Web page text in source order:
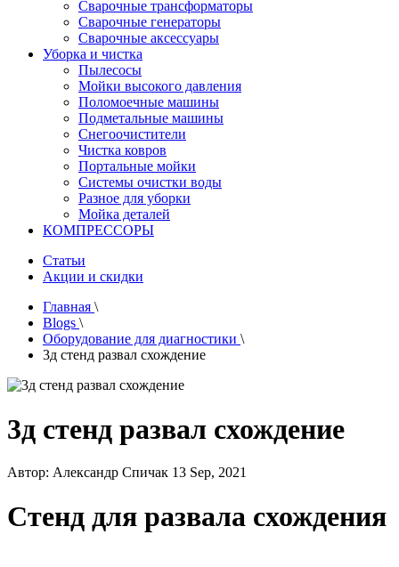
Сварочные трансформаторы
Сварочные генераторы
Сварочные аксессуары
Уборка и чистка
Пылесосы
Мойки высокого давления
Поломоечные машины
Подметальные машины
Снегоочистители
Чистка ковров
Портальные мойки
Системы очистки воды
Разное для уборки
Мойка деталей
КОМПРЕССОРЫ
Статьи
Акции и скидки
Главная \
Blogs \
Оборудование для диагностики \
3д стенд развал схождение
3д стенд развал схождение
Автор: Александр Спичак 13 Sep, 2021
Стенд для развала схождения